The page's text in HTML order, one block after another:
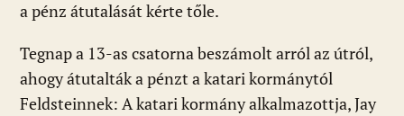
a pénz átutalását kérte tőle.
Tegnap a 13-as csatorna beszámolt arról az útról,
ahogy átutalták a pénzt a katari kormánytól
Feldsteinnek: A katari kormány alkalmazottja, Jay